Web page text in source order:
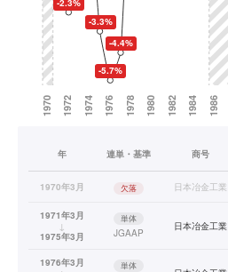
年 連単・基準 商号
1970年3月 欠落 日本冶金工業
1971年3月
↓
1975年3月
単体
JGAAP
日本冶金工業
1976年3月
単体